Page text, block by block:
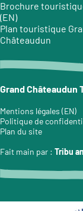
Brochure
(EN)
Plan touristique
Châteaudun
Grand Châteaudun
Mentions légales (EN)
Politique de
Plan du site
Fait main par : Tribu